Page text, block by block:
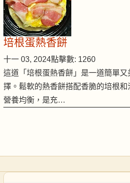
培根蛋熱香餅
十一 03, 2024點擊數: 1260
這道「培根蛋熱香餅」是一道簡單
擇。鬆軟的熱香餅搭配香脆的培根和
營養均衡，是充…